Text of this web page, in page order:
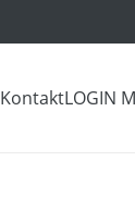
KontaktLOGIN